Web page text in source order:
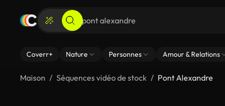
Coverr+ Nature Personnes Amour & Relations
Maison Séquences vidéo de stock Pont Alexandre